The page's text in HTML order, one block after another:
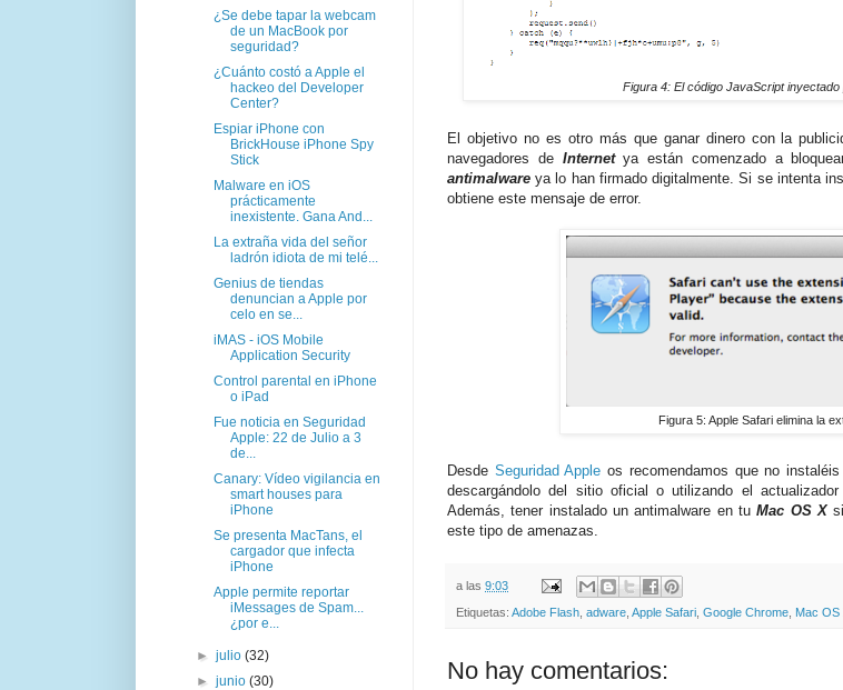
Figura 4: El código JavaScript inyectado
El objetivo no es otro más que ganar dinero con la
navegadores de Internetya están comenzado a
antimalware ya lo han firmado digitalmente. Si se intenta
obtiene este mensaje de error.
Figura 5: Apple Safari elimina la
Desde Seguridad Apple os recomendamos que no
descargándolo del sitio oficial o utilizando el
Además, tener instalado un antimalware en tuMac OS X
este tipo de amenazas.
a las 9:03
Etiquetas: Adobe Flash adware Apple Safari Google Chrome Mac OS
No hay comentarios:
¿Se debe tapar la webcam
de un MacBook por
seguridad?
¿Cuánto costó a Apple el
hackeo del Developer
Center?
Espiar iPhone con
BrickHouse iPhone Spy
Stick
Malware en iOS
prácticamente
inexistente. Gana And...
La extraña vida del señor
ladrón idiota de mi telé...
Genius de tiendas
denuncian a Apple por
celo en se...
iMAS - iOS Mobile
Application Security
Control parental en iPhone
o iPad
Fue noticia en Seguridad
Apple: 22 de Julio a 3
de...
Canary: Vídeo vigilancia en
smart houses para
iPhone
Se presenta MacTans, el
cargador que infecta
iPhone
Apple permite reportar
iMessages de Spam...
¿por e...
►julio(32)
►junio(30)